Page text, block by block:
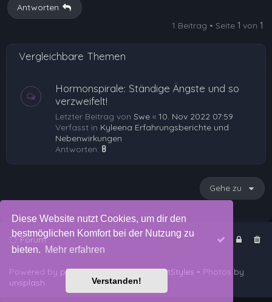
Diese Website nutzt Cookies, um dir den
bestmöglichen Komfort bei der Nutzung zu
bieten. Mehr erfahren
Verstanden!
b
Antworten
1 Beitrag • Seite 1 von 1
Vergleichbare Themen
Hormonspirale: Ständige Ängste und so
verzweifelt!
Letzter Beitrag von Swe « 10. Nov 2022 07:59
Verfasst in Kyleena Erfahrungsberichte und
Nebenwirkungen
Antworten: 8
Gehe zu
Forum
Powered by phpBB™• Design byPlanetStyles • Photos by
unsplash